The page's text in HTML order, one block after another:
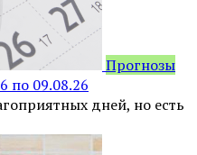
Прогнозы
по 09.08.26
дней, но есть